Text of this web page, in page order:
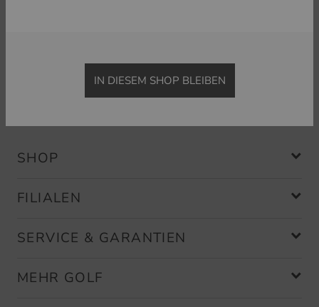
SHOP
FILIALEN
SERVICE & GARANTIEN
MEHR GOLF
IN DIESEM SHOP BLEIBEN